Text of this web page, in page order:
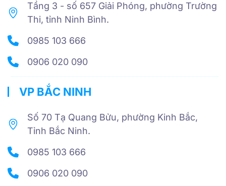
Tầng 3 - số 657 Giải Phóng, phường Trường
Thi, tỉnh Ninh Bình.
0985 103 666
0906 020 090
VP BẮC NINH
Số 70 Tạ Quang Bửu, phường Kinh Bắc,
Tỉnh Bắc Ninh.
0985 103 666
0906 020 090